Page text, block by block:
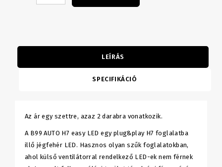
LEÍRÁS
SPECIFIKÁCIÓ
Az ár egy szettre, azaz 2 darabra vonatkozik.
A B99 AUTO H7 easy LED egy plug&play H7 foglalatba
illő jégfehér LED. Hasznos olyan szűk foglalatokban,
ahol külső ventilátorral rendelkező LED-ek nem férnek